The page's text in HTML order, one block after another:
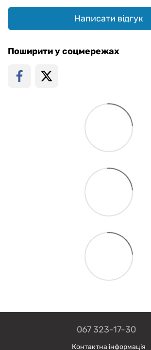
Написати відгук
Поширити у соцмережах
067 323-17-30
Контактна інформація